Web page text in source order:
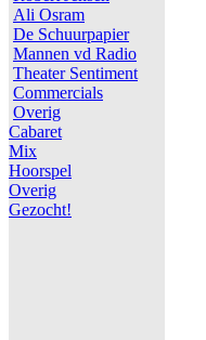
Ali Osram
De Schuurpapier
Mannen vd Radio
Theater Sentiment
Commercials
Overig
Cabaret
Mix
Hoorspel
Overig
Gezocht!